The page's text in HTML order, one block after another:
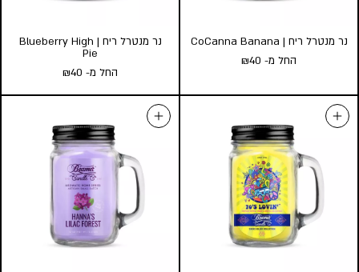
נר מנטרל ריח | CoCanna Banana
החל מ-
₪40
נר מנטרל ריח | CoCanna
Banana
החל מ- ₪40
גודל:
s
l
הוסף לעגלה
נר מנטרל ריח | Blueberry High
Pie
החל מ-
₪40
נר מנטרל ריח | Blueberry High
Pie
החל מ- ₪ 40
גודל:
l
הוסף לעגלה